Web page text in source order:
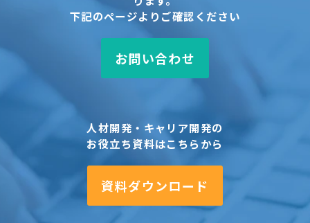
下記のページよりご確認ください
お問い合わせ
人材開発・キャリア開発の
お役立ち資料はこちらから
資料ダウンロード